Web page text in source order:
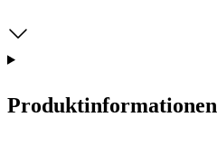
Produktinformationen